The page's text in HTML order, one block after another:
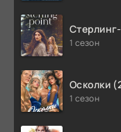
1 сезон
Осколки
1 сезон